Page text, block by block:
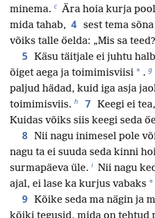
minema. c Ära hoia kurja
mida tahab, 4 sest tema
võiks talle öelda: „Mis sa
5 Käsu täitjale ei juhtu
õiget aega ja toimimisviisi * . g
paljud hädad, kuid iga asja
toimimisviis. h 7 Keegi ei
Kuidas võiks siis keegi seda
8 Nii nagu inimesel pole
nagu ta ei suuda seda kinni
surmapäeva üle. i Nii nagu
ajal, ei lase ka kurjus vabaks *
9 Kõike seda ma nägin ja